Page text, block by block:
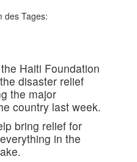
des Tages:
Haiti Foundation
disaster relief
the major
country last week.
bring relief for
in the